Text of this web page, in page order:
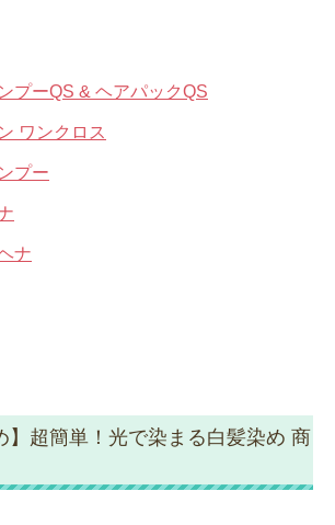
プーQS & ヘアパックQS
ワンクロス
プー
ナ
】超簡単！光で染まる白髪染め 商